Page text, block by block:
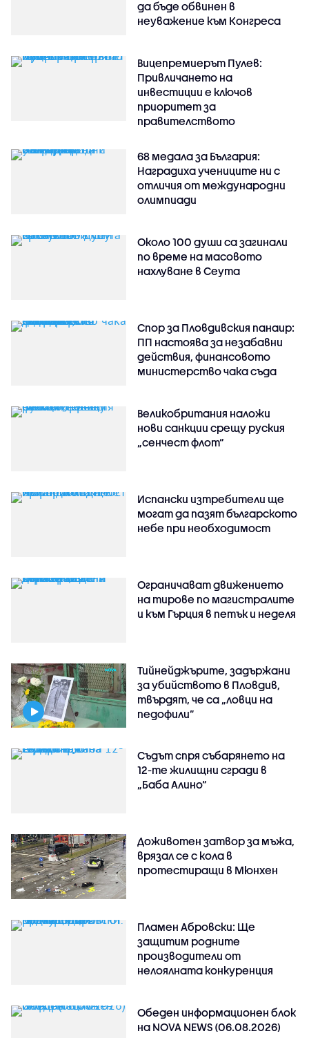
да бъде обвинен в
неуважение към Конгреса
Вицепремиерът Пулев:
Привличането на
инвестиции е ключов
приоритет за
правителството
68 медала за България:
Наградиха учениците ни с
отличия от международни
олимпиади
Около 100 души са загинали
по време на масовото
нахлуване в Сеута
Спор за Пловдивския панаир:
ПП настоява за незабавни
действия, финансовото
министерство чака съда
Великобритания наложи
нови санкции срещу руския
„сенчест флот“
Испански изтребители ще
могат да пазят българското
небе при необходимост
Ограничават движението
на тирове по магистралите
и към Гърция в петък и неделя
Тийнейджърите, задържани
за убийството в Пловдив,
твърдят, че са „ловци на
педофили”
Съдът спря събарянето на
12-те жилищни сгради в
„Баба Алино“
Доживотен затвор за мъжа,
врязал се с кола в
протестиращи в Мюнхен
Пламен Абровски: Ще
защитим родните
производители от
нелоялната конкуренция
Обеден информационен блок
на NOVA NEWS (06.08.2026)